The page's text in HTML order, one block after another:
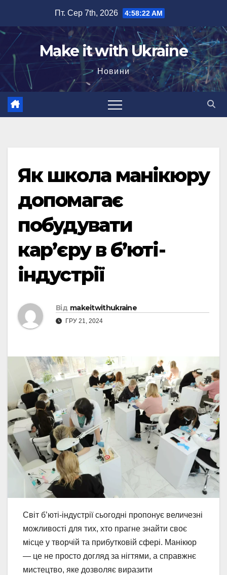
вмісту
Пт. Сер 7th, 2026 4:58:23 AM
Make it with Ukraine
Новини
Як школа манікюру
допомагає
побудувати
кар’єру в б’юті-
індустрії
Від makeitwithukraine
ГРУ 21, 2024
Світ б’юті-індустрії сьогодні пропонує величезні
можливості для тих, хто прагне знайти своє
місце у творчій та прибутковій сфері. Манікюр
— це не просто догляд за нігтями, а справжнє
мистецтво, яке дозволяє виразити